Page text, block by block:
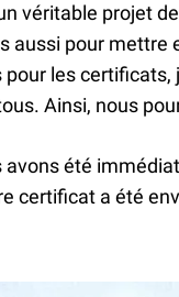
véritable projet
aussi pour
les
Ainsi, nous
été
certificat a été